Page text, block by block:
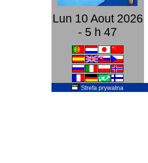
Lun 10 Aout 2026
- 5 h 47
Strefa prywatna